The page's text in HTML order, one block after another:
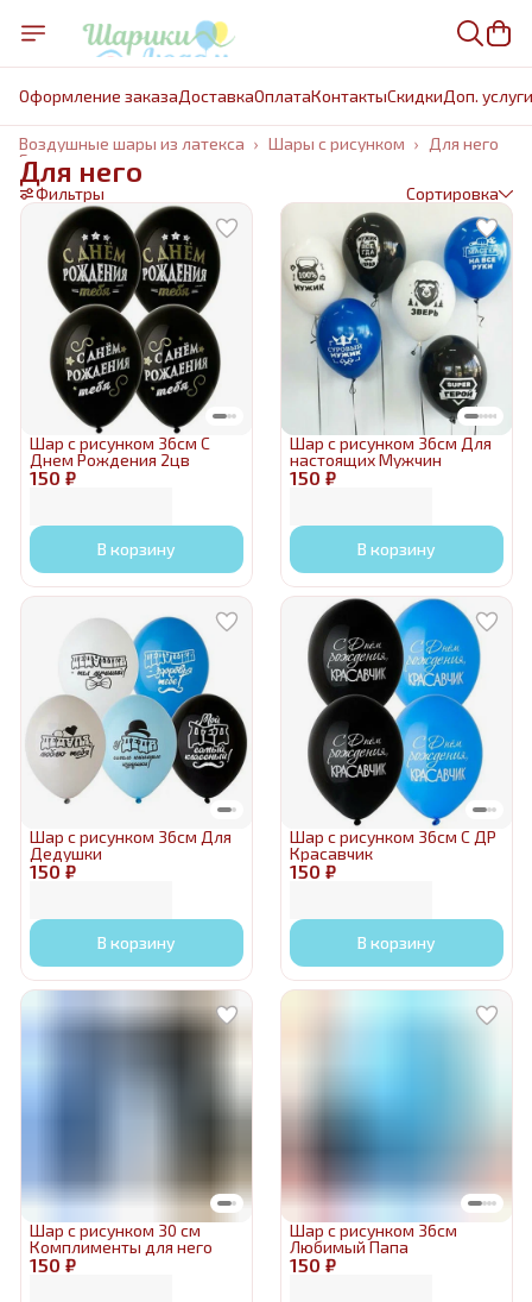
Оформление заказаДоставкаОплатаКонтактыCкидкиДоп. услуги
Для него
Шары с рисунком ›
Воздушные шары из латекса ›
Главная
Для него
Фильтры Сортировка
150 ₽
Шар с рисунком 36см С
Днем Рождения 2цв
В корзину
150 ₽
Шар с рисунком 36см Для
настоящих Мужчин
В корзину
150 ₽
Шар с рисунком 36см Для
Дедушки
В корзину
150 ₽
Шар с рисунком 36см С ДР
Красавчик
В корзину
150 ₽
Шар с рисунком 30 см
Комплименты для него
150 ₽
Шар с рисунком 36см
Любимый Папа